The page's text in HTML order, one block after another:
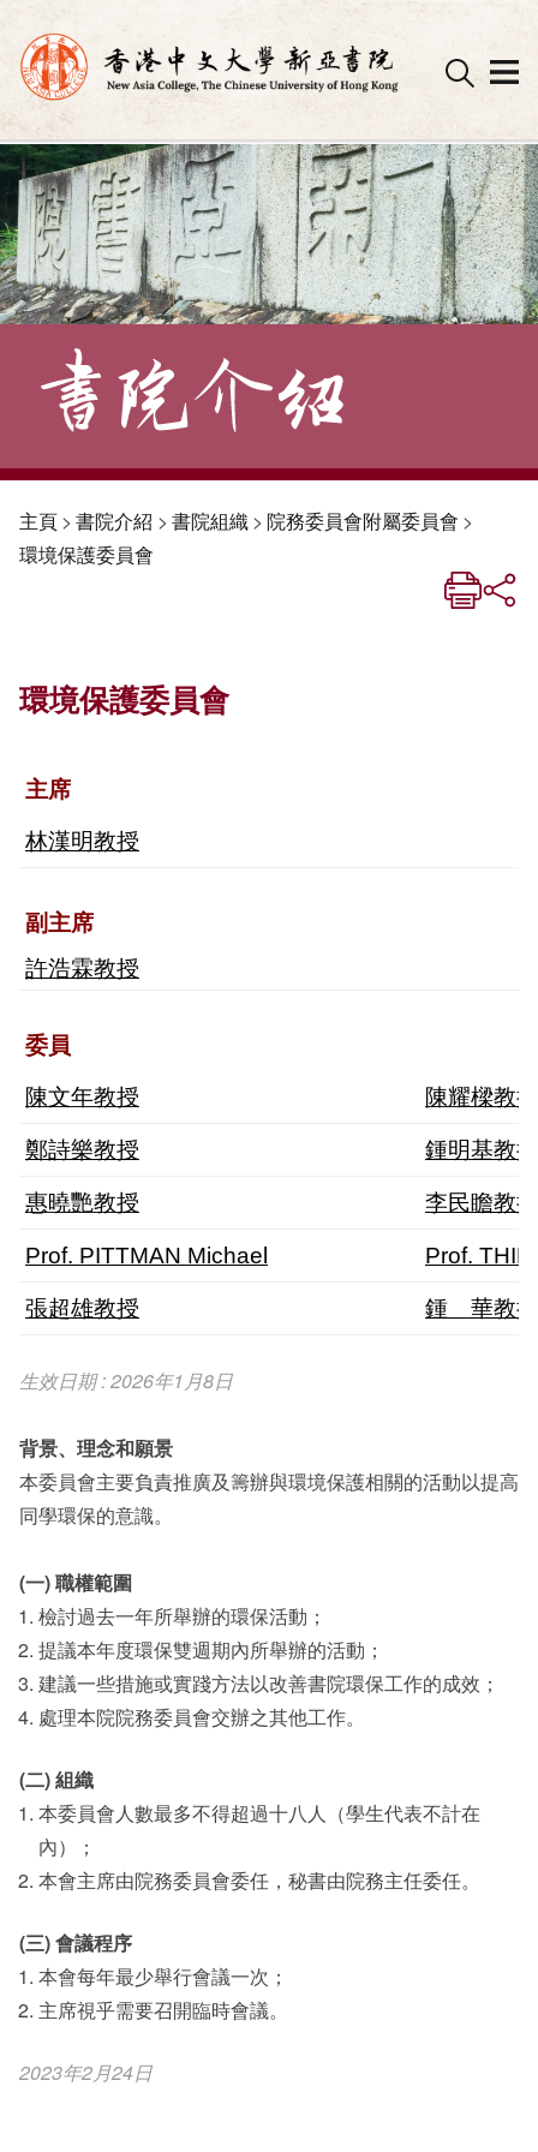
Skip
to
content
主頁> 書院介紹 > 書院組織> 院務委員會附屬委員會 >
環境保護委員會
環境保護委員會
主席
林漢明教授
副主席
許浩霖教授
委員
陳文年教授 陳耀樑教授
鄭詩樂教授 鍾明基教授
惠曉艷教授 李民瞻教授
Prof. PITTMAN Michael Prof.
張超雄教授 鍾 華教授
生效日期 : 2026年1月8日
背景、理念和願景
本委員會主要負責推廣及籌辦與環境保護相關的活動以提高
同學環保的意識。
(一) 職權範圍
檢討過去一年所舉辦的環保活動；
提議本年度環保雙週期內所舉辦的活動；
建議一些措施或實踐方法以改善書院環保工作的成效；
處理本院院務委員會交辦之其他工作。
(二) 組織
本委員會人數最多不得超過十八人（學生代表不計在
內）；
本會主席由院務委員會委任，秘書由院務主任委任。
(三) 會議程序
本會每年最少舉行會議一次；
主席視乎需要召開臨時會議。
2023年2月24日